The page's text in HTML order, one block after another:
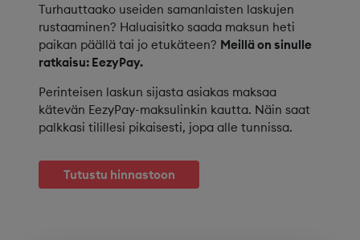
Turhauttaako useiden samanlaisten laskujen
rustaaminen? Haluaisitko saada maksun heti
paikan päällä tai jo etukäteen? Meillä on sinulle
ratkaisu: EezyPay.
Perinteisen laskun sijasta asiakas maksaa
kätevän EezyPay-maksulinkin kautta. Näin saat
palkkasi tilillesi pikaisesti, jopa alle tunnissa.
Tutustu hinnastoon